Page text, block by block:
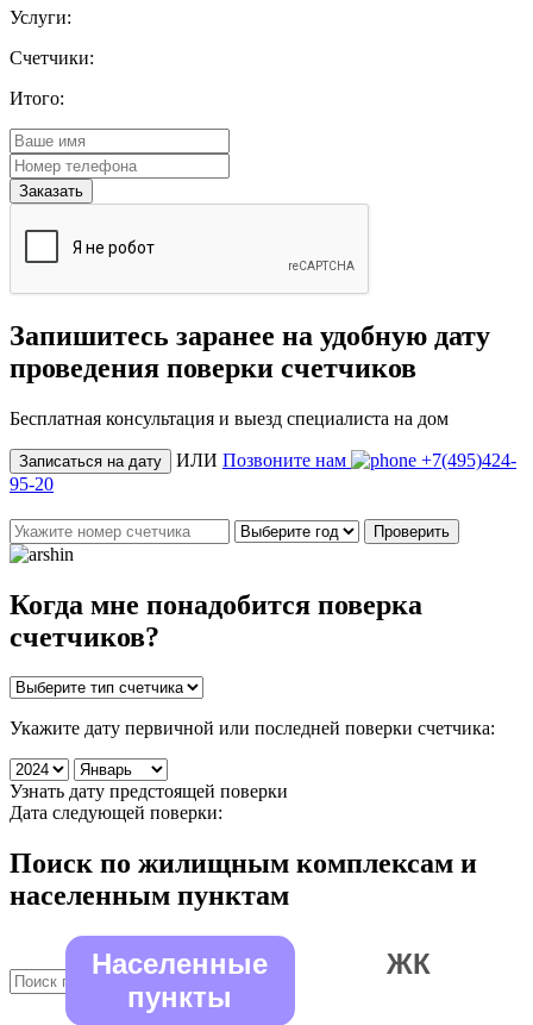
Услуги:
Счетчики:
Итого:
Запишитесь заранее на удобную дату
проведения поверки счетчиков
Бесплатная консультация и выезд специалиста на дом
Записаться на дату ИЛИ Позвоните нам
+7(495)424-
95-20
Проверить
Когда мне понадобится поверка
счетчиков?
Укажите дату первичной или последней поверки счетчика:
Узнать дату предстоящей поверки
Дата следующей поверки:
Поиск по жилищным комплексам и
населенным пунктам
Населенные
пункты
ЖК